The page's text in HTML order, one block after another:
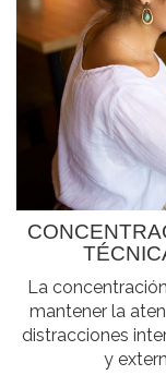
La
mantener la
distracciones
y